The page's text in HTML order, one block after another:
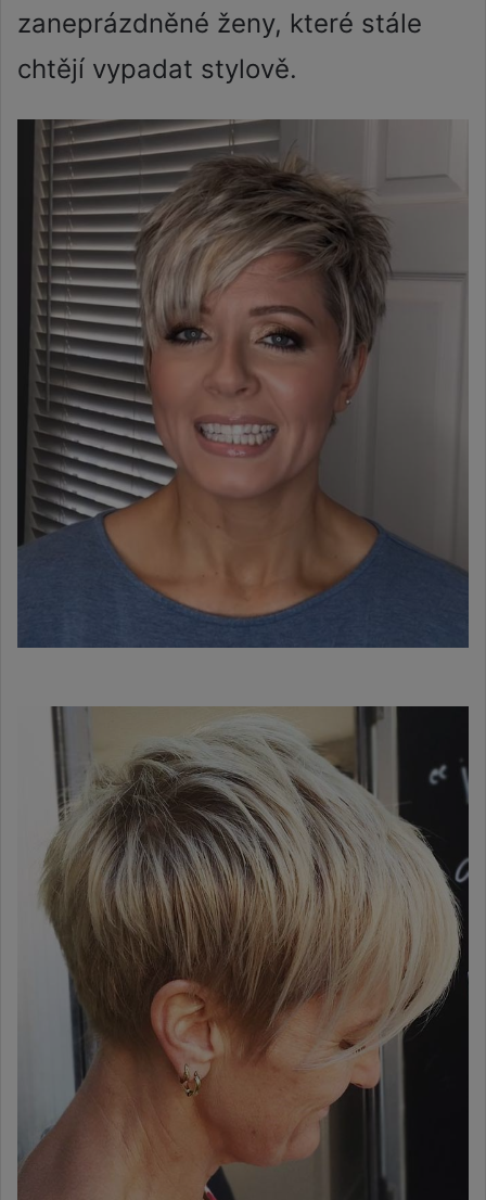
zaneprázdněné ženy, které stále
chtějí vypadat stylově.